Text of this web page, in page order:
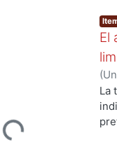
El
(
de
La